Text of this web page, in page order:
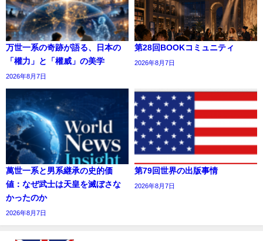
万世一系の奇跡が語る、日本の
「權力」と「權威」の美学
2026年8月7日
第28回BOOKコミュニティ
2026年8月7日
萬世一系と男系継承の史的価
値：なぜ武士は天皇を滅ぼさな
かったのか
2026年8月7日
第79回世界の出版事情
2026年8月7日